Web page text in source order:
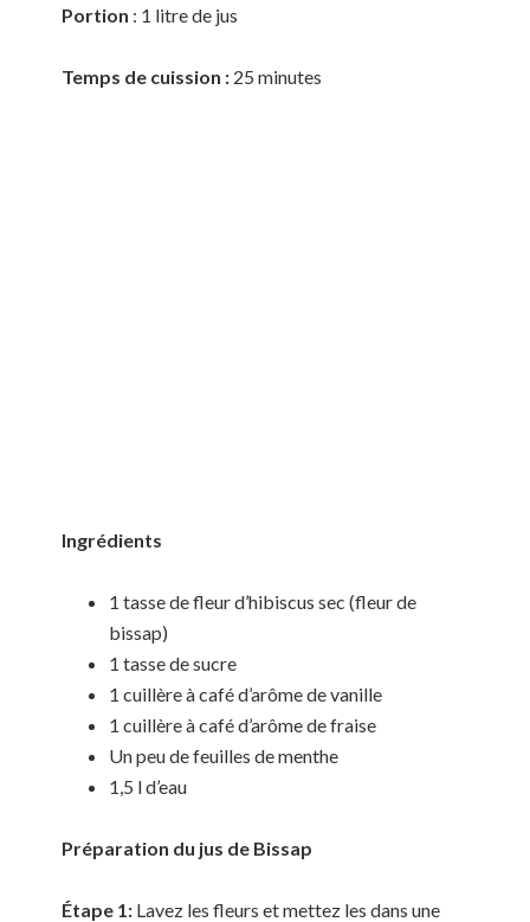
Portion : 1 litre de jus
Temps de cuission : 25 minutes
Ingrédients
1 tasse de fleur d’hibiscus sec (fleur de
bissap)
1 tasse de sucre
1 cuillère à café d’arôme de vanille
1 cuillère à café d’arôme de fraise
Un peu de feuilles de menthe
1,5 l d’eau
Préparation du jus de Bissap
Étape 1: Lavez les fleurs et mettez les dans une